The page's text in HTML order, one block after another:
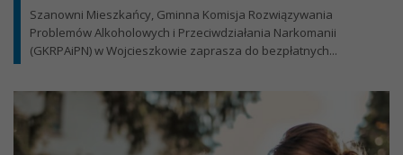
Szanowni Mieszkańcy, Gminna Komisja Rozwiązywania
Problemów Alkoholowych i Przeciwdziałania Narkomanii
(GKRPAiPN) w Wojcieszkowie zaprasza do bezpłatnych...